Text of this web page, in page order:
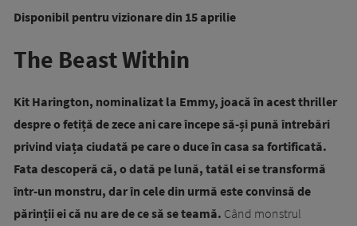
Disponibil pentru vizionare din 15 aprilie
The Beast Within
Kit Harington, nominalizat la Emmy, joacă în acest thriller
despre o fetiță de zece ani care începe să-și pună întrebări
privind viața ciudată pe care o duce în casa sa fortificată.
Fata descoperă că, o dată pe lună, tatăl ei se transformă
într-un monstru, dar în cele din urmă este convinsă de
părinții ei că nu are de ce să se teamă. Când monstrul